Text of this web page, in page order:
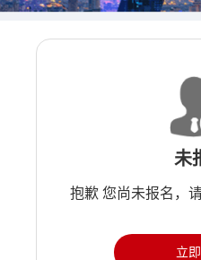
未
抱歉 您尚未报名，
立